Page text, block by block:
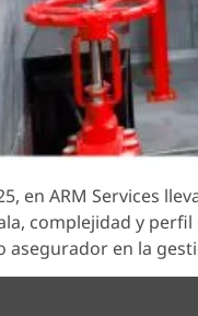
en ARM Services
complejidad y
asegurador en la